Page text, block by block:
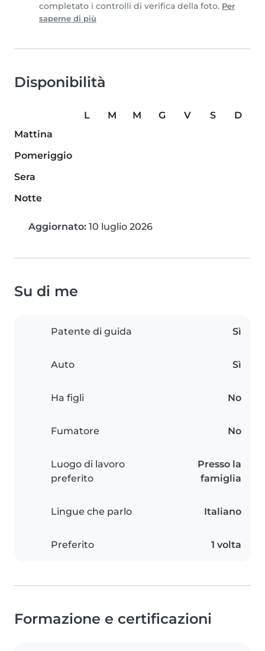
completato i controlli di verifica della foto. Per
saperne di più
Disponibilità
L M M G V S
D
Mattina
Pomeriggio
Sera
Notte
Aggiornato: 10 luglio 2026
Su di me
Patente di guida Sì
Auto Sì
Ha figli No
Fumatore No
Luogo di lavoro
preferito
Presso la
famiglia
Lingue che parlo Italiano
Preferito 1 volta
Formazione e certificazioni